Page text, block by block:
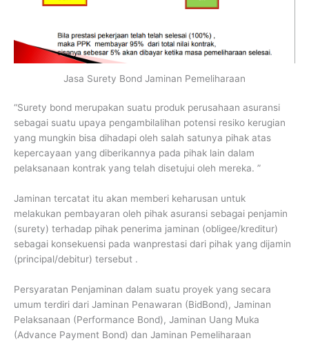
Jasa Surety Bond Jaminan Pemeliharaan
“Surety bond merupakan suatu produk perusahaan asuransi
sebagai suatu upaya pengambilalihan potensi resiko kerugian
yang mungkin bisa dihadapi oleh salah satunya pihak atas
kepercayaan yang diberikannya pada pihak lain dalam
pelaksanaan kontrak yang telah disetujui oleh mereka. ”
Jaminan tercatat itu akan memberi keharusan untuk
melakukan pembayaran oleh pihak asuransi sebagai penjamin
(surety) terhadap pihak penerima jaminan (obligee/kreditur)
sebagai konsekuensi pada wanprestasi dari pihak yang dijamin
(principal/debitur) tersebut .
Persyaratan Penjaminan dalam suatu proyek yang secara
umum terdiri dari Jaminan Penawaran (BidBond), Jaminan
Pelaksanaan (Performance Bond), Jaminan Uang Muka
(Advance Payment Bond) dan Jaminan Pemeliharaan